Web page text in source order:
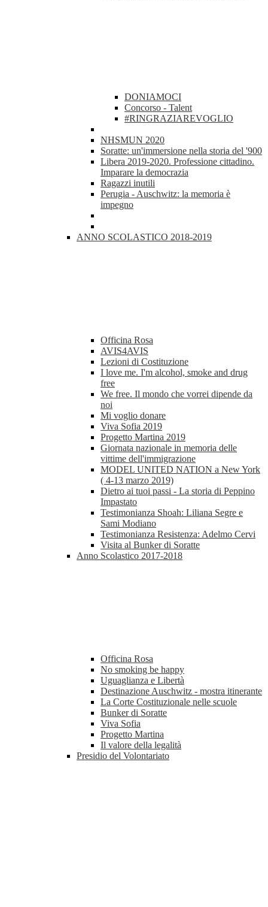
DONIAMOCI
Concorso - Talent
#RINGRAZIAREVOGLIO
NHSMUN 2020
Soratte: un'immersione nella storia del '900
Libera 2019-2020. Professione cittadino.
Imparare la democrazia
Ragazzi inutili
Perugia - Auschwitz: la memoria è
impegno
ANNO SCOLASTICO 2018-2019
Officina Rosa
AVIS4AVIS
Lezioni di Costituzione
I love me. I'm alcohol, smoke and drug
free
We free. Il mondo che vorrei dipende da
noi
Mi voglio donare
Viva Sofia 2019
Progetto Martina 2019
Giornata nazionale in memoria delle
vittime dell'immigrazione
MODEL UNITED NATION a New York
( 4-13 marzo 2019)
Dietro ai tuoi passi - La storia di Peppino
Impastato
Testimonianza Shoah: Liliana Segre e
Sami Modiano
Testimonianza Resistenza: Adelmo Cervi
Visita al Bunker di Soratte
Anno Scolastico 2017-2018
Officina Rosa
No smoking be happy
Uguaglianza e Libertà
Destinazione Auschwitz - mostra itinerante
La Corte Costituzionale nelle scuole
Bunker di Soratte
Viva Sofia
Progetto Martina
Il valore della legalità
Presidio del Volontariato